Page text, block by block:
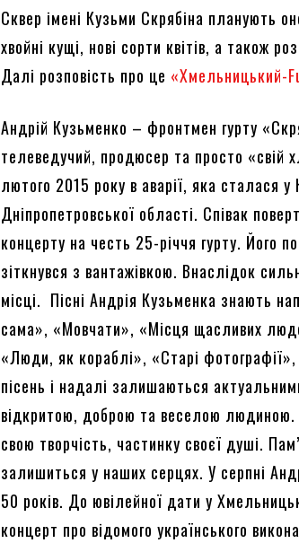
Сквер імені Кузьми Скрябіна планують
хвойні кущі, нові сорти квітів, а також
Далі розповість про це «Хмельницький-
Андрій Кузьменко – фронтмен гурту
телеведучий, продюсер та просто «свій
лютого 2015 року в аварії, яка сталася у
Дніпропетровської області. Співак
концерту на честь 25-річчя гурту. Його
зіткнувся з вантажівкою. Внаслідок
місці. Пісні Андрія Кузьменка знають
сама», «Мовчати», «Місця щасливих
«Люди, як кораблі», «Старі
пісень і надалі залишаються
відкритою, доброю та веселою
свою творчість, частинку своєї душі.
залишиться у наших серцях. У серпні
50 років. До ювілейної дати у
концерт про відомого українського